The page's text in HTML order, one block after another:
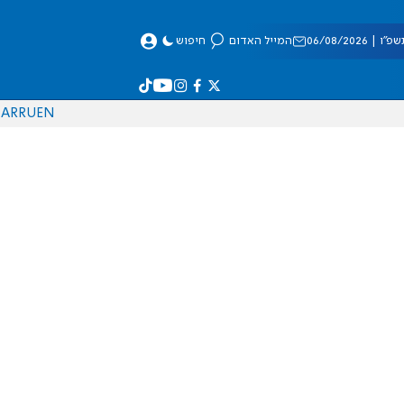
08/2026 המייל האדום חיפוש
EN
RU
AR